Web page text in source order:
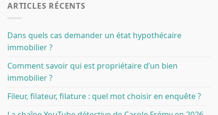
ARTICLES RÉCENTS
Dans quels cas demander un état hypothécaire
immobilier ?
Comment savoir qui est propriétaire d’un bien
immobilier ?
Fileur, filateur, filature : quel mot choisir en enquête ?